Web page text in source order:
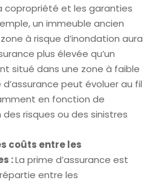
copropriété et les garanties
un immeuble ancien
à risque d’inondation aura
plus élevée qu’un
situé dans une zone à faible
d’assurance peut évoluer au fil
en fonction de
risques ou des sinistres
coûts entre les
:La prime d’assurance est
entre les